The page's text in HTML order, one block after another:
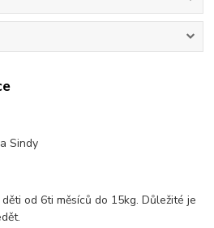
Sindy
od 6ti měsíců do 15kg. Důležité je